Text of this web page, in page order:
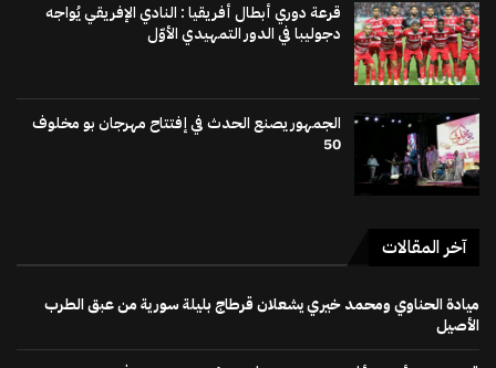
قرعة دوري أبطال أفريقيا : النادي الإفريقي يُواجه
دجوليبا في الدور التمهيدي الأوّل
الجمهور يصنع الحدث في إفتتاح مهرجان بو مخلوف
50
آخر المقالات
ميادة الحناوي ومحمد خيري يشعلان قرطاج بليلة سورية من عبق الطرب
الأصيل